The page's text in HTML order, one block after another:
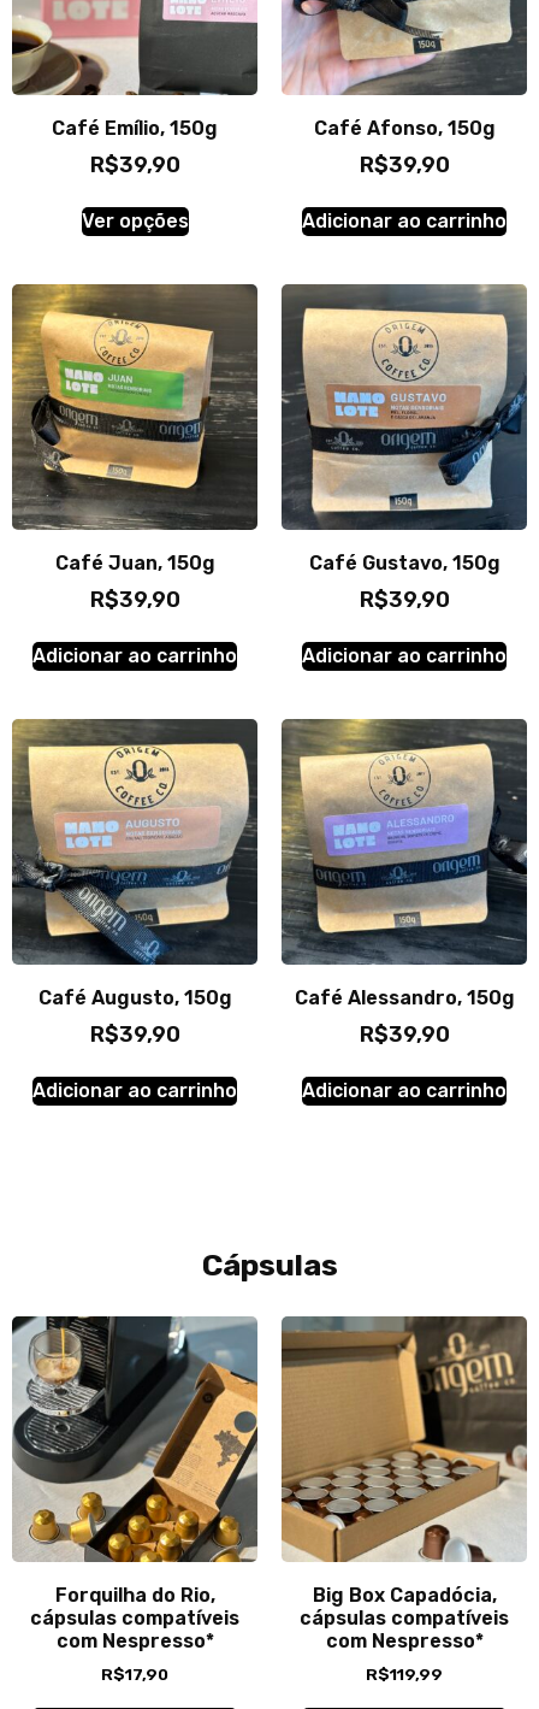
Café Emílio, 150g
R$39,90
Ver opções
Café Afonso, 150g
R$39,90
Adicionar ao carrinho
Café Juan, 150g
R$39,90
Adicionar ao carrinho
Café Gustavo, 150g
R$39,90
Adicionar ao carrinho
Café Augusto, 150g
R$39,90
Adicionar ao carrinho
Café Alessandro, 150g
R$39,90
Adicionar ao carrinho
Cápsulas
Forquilha do Rio,
cápsulas compatíveis
com Nespresso*
R$17,90
Big Box Capadócia,
cápsulas compatíveis
com Nespresso*
R$119,99